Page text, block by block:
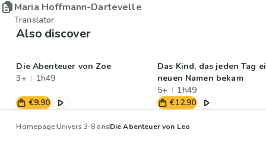
Maria Hoffmann-Dartevelle
Translator
Also discover
Die Abenteuer von Zoe
3+
1h49
€9.90
Das Kind, das jeden Tag
neuen Namen bekam
5+
1h49
€12.90
HomepageUnivers 3-8 ansDie Abenteuer von Leo